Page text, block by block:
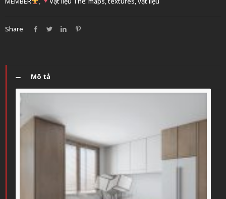
Share
Mô tả